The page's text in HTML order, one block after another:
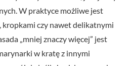
W praktyce możliwe jest
kropkami czy nawet delikatnymi
„mniej znaczy więcej” jest
w kratę z innymi